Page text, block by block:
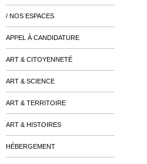
/ NOS ESPACES
APPEL À CANDIDATURE
ART & CITOYENNETÉ
ART & SCIENCE
ART & TERRITOIRE
ART & HISTOIRES
HÉBERGEMENT